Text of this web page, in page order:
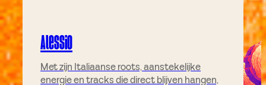
Alessio
Met zijn Italiaanse roots, aanstekelijke
energie en tracks die direct blijven hangen,